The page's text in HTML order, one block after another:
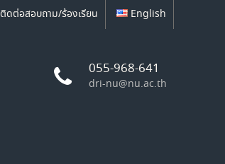
ติดต่อสอบถาม/ร้องเรียน English
055-968-641
dri-nu@nu.ac.th